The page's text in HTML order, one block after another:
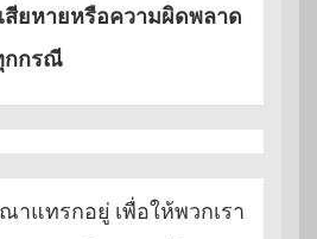
ยหายหรือความผิดพลาด
กกรณี
าแทรกอยู่ เพื่อให้พวกเรา